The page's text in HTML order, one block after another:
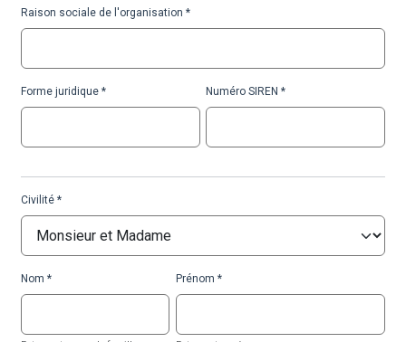
Raison sociale de l'organisation
Forme juridique Numéro SIREN
Civilité
Nom Prénom